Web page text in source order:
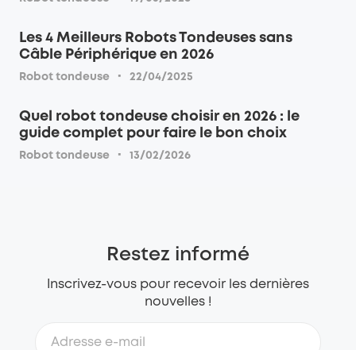
Les 4 Meilleurs Robots Tondeuses sans
Câble Périphérique en 2026
Robot tondeuse · 22/04/2025
Quel robot tondeuse choisir en 2026 : le
guide complet pour faire le bon choix
Robot tondeuse · 13/02/2026
Restez informé
Inscrivez-vous pour recevoir les dernières
nouvelles !